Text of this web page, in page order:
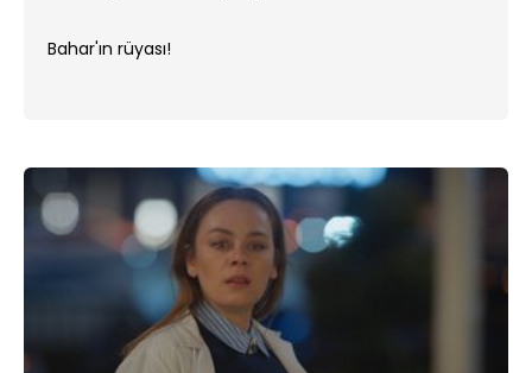
Bahar'ın rüyası!